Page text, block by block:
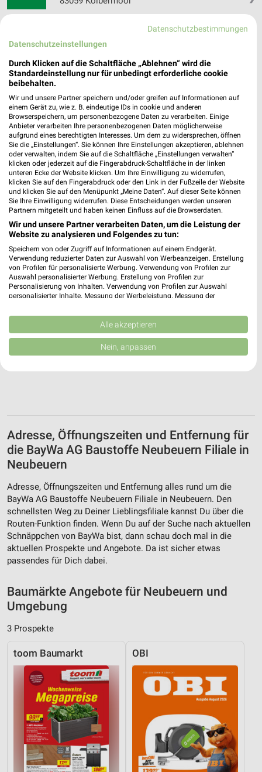
Feilnbach
Hauptstr. 56
83075 Bad Feilnbach
11,53 km
BayWa AG Technik Servicestandort Prien a.
Chiemsee
Hochriesstr. 49
83209 Prien a. Chiemsee
17,31 km
Adresse, Öffnungszeiten und Entfernung für
die BayWa AG Baustoffe Neubeuern Filiale in
Neubeuern
Adresse, Öffnungszeiten und Entfernung alles rund um die
BayWa AG Baustoffe Neubeuern Filiale in Neubeuern. Den
schnellsten Weg zu Deiner Lieblingsfiliale kannst Du über die
Routen-Funktion finden. Wenn Du auf der Suche nach aktuellen
Schnäppchen von BayWa bist, dann schau doch mal in die
aktuellen Prospekte und Angebote. Da ist sicher etwas
passendes für Dich dabei.
Baumärkte Angebote für Neubeuern und
Umgebung
3 Prospekte
toom Baumarkt OBI
Datenschutzbestimmungen
Datenschutzeinstellungen
Durch Klicken auf die Schaltfläche „Ablehnen“ wird die
Standardeinstellung nur für unbedingt erforderliche cookie
beibehalten.
Wir und unsere Partner speichern und/oder greifen auf Informationen auf
einem Gerät zu, wie z. B. eindeutige IDs in cookie und anderen
Browserspeichern, um personenbezogene Daten zu verarbeiten. Einige
Anbieter verarbeiten Ihre personenbezogenen Daten möglicherweise
aufgrund eines berechtigten Interesses. Um dem zu widersprechen, öffnen
Sie die „Einstellungen“. Sie können Ihre Einstellungen akzeptieren, ablehnen
oder verwalten, indem Sie auf die Schaltfläche „Einstellungen verwalten“
klicken oder jederzeit auf die Fingerabdruck-Schaltfläche in der linken
unteren Ecke der Website klicken. Um Ihre Einwilligung zu widerrufen,
klicken Sie auf den Fingerabdruck oder den Link in der Fußzeile der Website
und klicken Sie auf den Menüpunkt „Meine Daten“. Auf dieser Seite können
Sie Ihre Einwilligung widerrufen. Diese Entscheidungen werden unseren
Partnern mitgeteilt und haben keinen Einfluss auf die Browserdaten.
Wir und unsere Partner verarbeiten Daten, um die Leistung der
Website zu analysieren und Folgendes zu tun:
Speichern von oder Zugriff auf Informationen auf einem Endgerät.
Verwendung reduzierter Daten zur Auswahl von Werbeanzeigen. Erstellung
von Profilen für personalisierte Werbung. Verwendung von Profilen zur
Auswahl personalisierter Werbung. Erstellung von Profilen zur
Personalisierung von Inhalten. Verwendung von Profilen zur Auswahl
personalisierter Inhalte. Messung der Werbeleistung. Messung der
Kombinationen von Daten aus verschiedenen Quellen. Entwicklung und
Verbesserung der Angebote. Verwendung reduzierter Daten zur Auswahl
von Inhalten.
Daten können außerhalb der Europäischen Union weitergegeben und in die
USA gesendet werden.
Website/App.
Speichern von oder Zugriff auf Informationen
auf einem Endgerät
Verwendung reduzierter Daten zur Auswahl von
Werbeanzeigen
Erstellung von Profilen für personalisierte
Werbung
Verwendung von Profilen zur Auswahl
personalisierter Werbung
Verwendung von Profilen zur Auswahl
Messung der Performance von Inhalten
Analyse von Zielgruppen durch Statistiken oder
Kombinationen von Daten aus verschiedenen
Quellen
Entwicklung und Verbesserung der Angebote
Verwendung reduzierter Daten zur Auswahl von
Inhalten
Alle akzeptieren
Nein, anpassen